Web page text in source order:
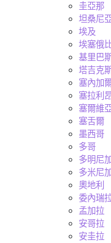
圭亞那
坦桑尼
埃及
埃塞俄
基里巴
塔吉克
塞內加
塞拉利
塞爾維
塞舌爾
墨西哥
多哥
多明尼
多米尼加
奧地利
委內瑞
孟加拉
安哥拉
安圭拉